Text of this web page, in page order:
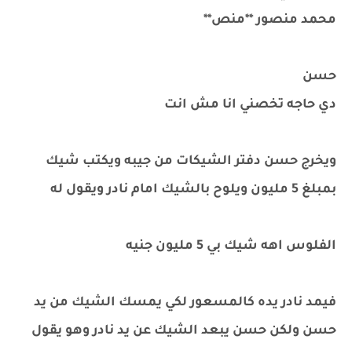
محمد منصور **منص**
حسن
دي حاجه تخصني انا مش انت
ويخرج حسن دفتر الشيكات من جيبه ويكتب شيك
بمبلغ 5 مليون ويلوح بالشيك امام نادر ويقول له
الفلوس اهه شيك بي 5 مليون جنيه
فيمد نادر يده كالمسعور لكي يمسك الشيك من يد
حسن ولكن حسن يبعد الشيك عن يد نادر وهو يقول